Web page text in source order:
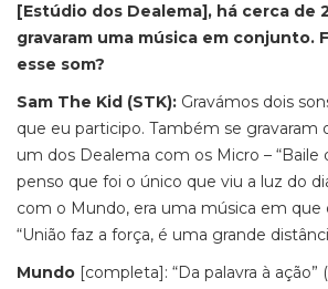
[Estúdio dos Dealema], há cerca de
gravaram uma música em conjunto.
esse som?
Sam The Kid (STK): Gravámos dois
que eu participo. Também se gravaram
um dos Dealema com os Micro – “Baile
penso que foi o único que viu a luz do
com o Mundo, era uma música em que
“União faz a força, é uma grande
Mundo [completa]: “Da palavra à ação”